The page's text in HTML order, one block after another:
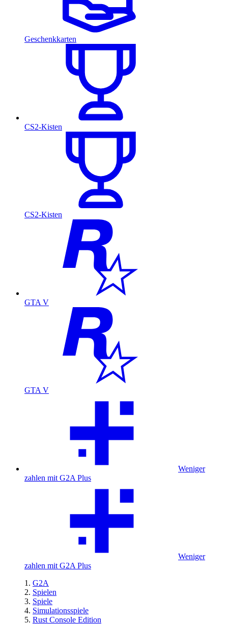
Geschenkkarten
CS2-Kisten
CS2-Kisten
GTA V
GTA V
Weniger
zahlen mit G2A Plus
Weniger
zahlen mit G2A Plus
G2A
Spielen
Spiele
Simulationsspiele
Rust Console Edition